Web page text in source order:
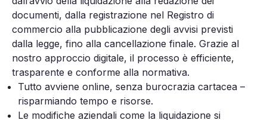
documenti, dalla registrazione nel Registro di
commercio alla pubblicazione degli avvisi previsti
dalla legge, fino alla cancellazione finale. Grazie al
nostro approccio digitale, il processo è efficiente,
trasparente e conforme alla normativa.
Tutto avviene online, senza burocrazia cartacea –
risparmiando tempo e risorse.
Le modifiche aziendali come la liquidazione si